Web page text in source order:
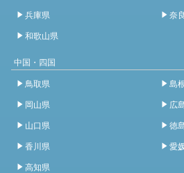
兵庫県
奈
和歌山県
中国・四国
鳥取県
島
岡山県
広
山口県
徳
香川県
愛
高知県